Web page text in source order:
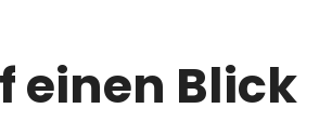
einen Blick